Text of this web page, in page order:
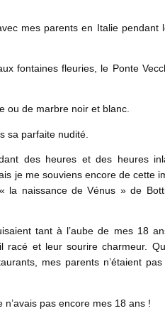
mes parents en Italie pendant
fontaines fleuries, le Ponte
ou de marbre noir et blanc.
sa parfaite nudité.
des heures et des heures
je me souviens encore de cette
la naissance de Vénus » de
tant à l’aube de mes 18
et leur sourire charmeur.
mes parents n’étaient
pas encore mes 18 ans !